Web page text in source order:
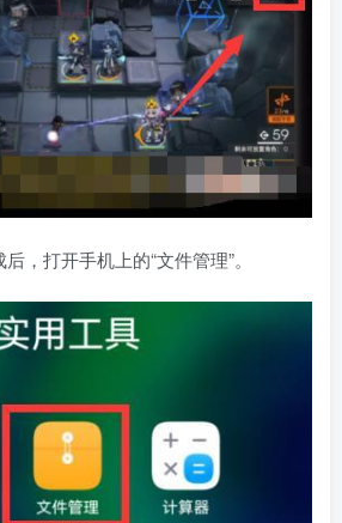
，打开手机上的“文件管理”。